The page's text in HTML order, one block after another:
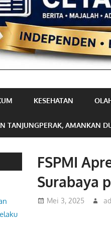
KESEHATAN
TANJUNGPERAK, AMANKAN
FSPMI
Surabaya
Mei 3, 2025